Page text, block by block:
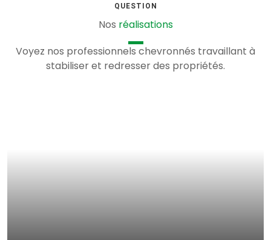
QUESTION
Nos réalisations
Voyez nos professionnels chevronnés travaillant à
stabiliser et redresser des propriétés.